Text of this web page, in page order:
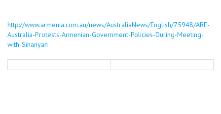
http://www.armenia.com.au/news/AustraliaNews/English/75948/ARF-
Australia-Protests-Armenian-Government-Policies-During-Meeting-
with-Sinanyan